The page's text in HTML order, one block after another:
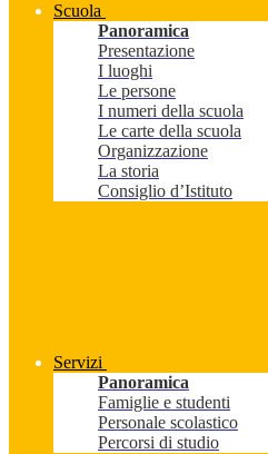
Scuola
Panoramica
Presentazione
I luoghi
Le persone
I numeri della scuola
Le carte della scuola
Organizzazione
La storia
Consiglio d’Istituto
Servizi
Panoramica
Famiglie e studenti
Personale scolastico
Percorsi di studio